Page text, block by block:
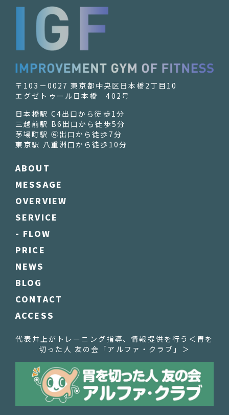
〒103－0027 東京都中央区日本橋2丁目10
エグゼトゥール日本橋 402号
日本橋駅 C4出口から徒歩1分
三越前駅 B6出口から徒歩5分
茅場町駅 ⑥出口から徒歩7分
東京駅 八重洲口から徒歩10分
ABOUT
MESSAGE
OVERVIEW
SERVICE
- FLOW
PRICE
NEWS
BLOG
CONTACT
ACCESS
代表井上がトレーニング指導、情報提供を行う ＜胃を
切った人 友の会「アルファ・クラブ」＞